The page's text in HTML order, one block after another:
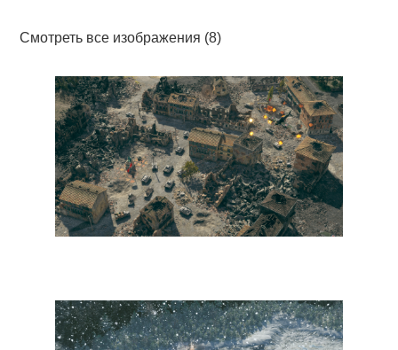
Смотреть все изображения (8)